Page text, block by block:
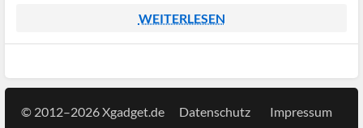
WEITERLESEN
© 2012–2026 Xgadget.de Datenschutz Impressum